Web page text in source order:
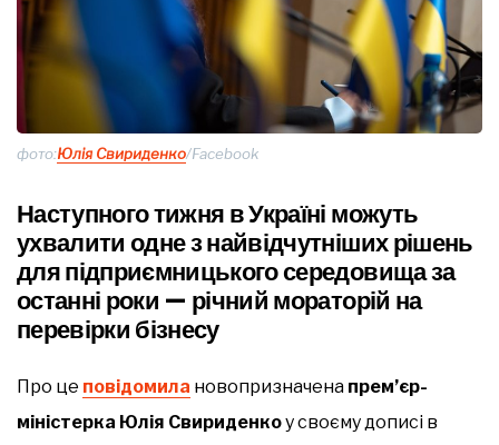
фото:Юлія Свириденко/Facebook
Наступного тижня в Україні можуть
ухвалити одне з найвідчутніших рішень
для підприємницького середовища за
останні роки — річний мораторій на
перевірки бізнесу
Про це повідомила новопризначена прем’єр-
міністерка Юлія Свириденкоу своєму дописі в